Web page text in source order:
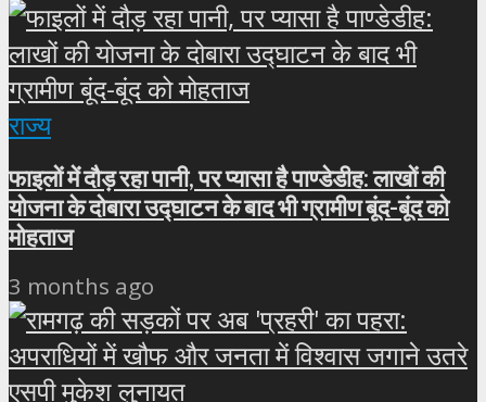
राज्य
फाइलों में दौड़ रहा पानी, पर प्यासा है पाण्डेडीह: लाखों की
योजना के दोबारा उद्घाटन के बाद भी ग्रामीण बूंद-बूंद को
मोहताज
3 months ago